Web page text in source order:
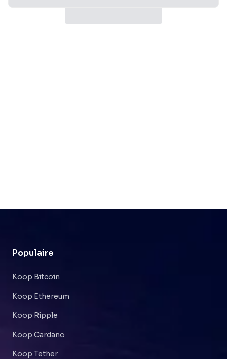
Populaire
Koop Bitcoin
Koop Ethereum
Koop Ripple
Koop Cardano
Koop Tether